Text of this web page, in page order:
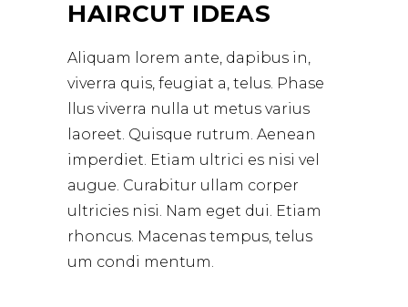
HAIRCUT IDEAS
Aliquam lorem ante, dapibus in,
viverra quis, feugiat a, telus. Phase
llus viverra nulla ut metus varius
laoreet. Quisque rutrum. Aenean
imperdiet. Etiam ultrici es nisi vel
augue. Curabitur ullam corper
ultricies nisi. Nam eget dui. Etiam
rhoncus. Macenas tempus, telus
um condi mentum.